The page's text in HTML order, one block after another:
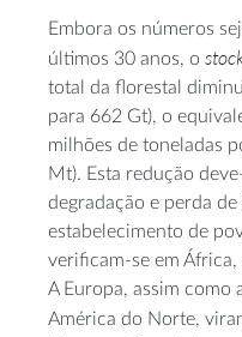
Embora os números
últimos 30 anos, o
total da florestal
para 662 Gt), o
milhões de toneladas
Mt). Esta redução
degradação e perda
estabelecimento de
verificam-se em África,
A Europa, assim como
América do Norte,